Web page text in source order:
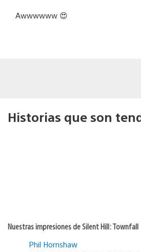
Awwwwww 😍
Historias que son
Nuestras impresiones de Silent Hill: Townfall
Phil Hornshaw